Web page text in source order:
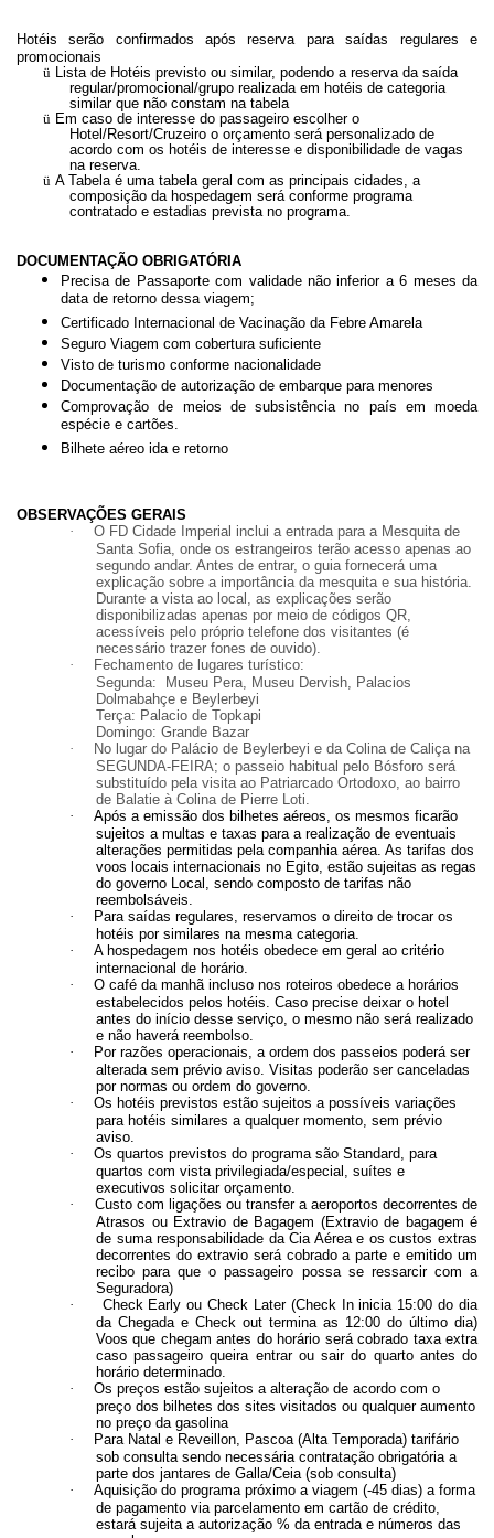
Hotéis serão confirmados após reserva para saídas regulares e
promocionais
ü
Lista de Hotéis previsto ou similar, podendo a reserva da saída
regular/promocional/grupo realizada em hotéis de categoria
similar que não constam na tabela
ü Em caso de interesse do passageiro escolher o
Hotel/Resort/Cruzeiro o orçamento será personalizado de
acordo com os hotéis de interesse e disponibilidade de vagas
na reserva.
ü A Tabela é uma tabela geral com as principais cidades, a
composição da hospedagem será conforme programa
contratado e estadias prevista no programa.
DOCUMENTAÇÃO OBRIGATÓRIA
Precisa de Passaporte com validade não inferior a 6 meses da
data de retorno dessa viagem;
Certificado Internacional de Vacinação da Febre Amarela
Seguro Viagem com cobertura suficiente
Visto de turismo conforme nacionalidade
Documentação de autorização de embarque para menores
Comprovação de meios de subsistência no país em moeda
espécie e cartões.
Bilhete aéreo ida e retorno
OBSERVAÇÕES GERAIS
·
O FD Cidade Imperial inclui a entrada para a Mesquita de
Santa Sofia, onde os estrangeiros terão acesso apenas ao
segundo andar. Antes de entrar, o guia fornecerá uma
explicação sobre a importância da mesquita e sua história.
Durante a vista ao local, as explicações serão
disponibilizadas apenas por meio de códigos QR,
acessíveis pelo próprio telefone dos visitantes (é
necessário trazer fones de ouvido).
·
Fechamento de lugares turístico:
Segunda: Museu Pera, Museu Dervish, Palacios
Dolmabahçe e Beylerbeyi
Terça: Palacio de Topkapi
Domingo: Grande Bazar
·
No lugar do Palácio de Beylerbeyi e da Colina de Caliça na
SEGUNDA-FEIRA; o passeio habitual pelo Bósforo será
substituído pela visita ao Patriarcado Ortodoxo, ao bairro
de Balatie à Colina de Pierre Loti.
·
Após a emissão dos bilhetes aéreos, os mesmos ficarão
sujeitos a multas e taxas para a realização de eventuais
alterações permitidas pela companhia aérea. As tarifas dos
voos locais internacionais no Egito, estão sujeitas as regas
do governo Local, sendo composto de tarifas não
reembolsáveis.
·
Para saídas regulares, reservamos o direito de trocar os
hotéis por similares na mesma categoria.
·
A hospedagem nos hotéis obedece em geral ao critério
internacional de horário.
·
O café da manhã incluso nos roteiros obedece a horários
estabelecidos pelos hotéis. Caso precise deixar o hotel
antes do início desse serviço, o mesmo não será realizado
e não haverá reembolso.
·
Por razões operacionais, a ordem dos passeios poderá ser
alterada sem prévio aviso. Visitas poderão ser canceladas
por normas ou ordem do governo.
·
Os hotéis previstos estão sujeitos a possíveis variações
para hotéis similares a qualquer momento, sem prévio
aviso.
·
Os quartos previstos do programa são Standard, para
quartos com vista privilegiada/especial, suítes e
executivos solicitar orçamento.
·
Custo com ligações ou transfer a aeroportos decorrentes de
Atrasos ou Extravio de Bagagem (Extravio de bagagem é
de suma responsabilidade da Cia Aérea e os custos extras
decorrentes do extravio será cobrado a parte e emitido um
recibo para que o passageiro possa se ressarcir com a
Seguradora)
·
Check Early ou Check Later (Check In inicia 15:00 do dia
da Chegada e Check out termina as 12:00 do último dia)
Voos que chegam antes do horário será cobrado taxa extra
caso passageiro queira entrar ou sair do quarto antes do
horário determinado.
·
Os preços estão sujeitos a alteração de acordo com o
preço dos bilhetes dos sites visitados ou qualquer aumento
no preço da gasolina
·
Para Natal e Reveillon, Pascoa (Alta Temporada) tarifário
sob consulta sendo necessária contratação obrigatória a
parte dos jantares de Galla/Ceia (sob consulta)
·
Aquisição do programa próximo a viagem (-45 dias) a forma
de pagamento via parcelamento em cartão de crédito,
estará sujeita a autorização % da entrada e números das